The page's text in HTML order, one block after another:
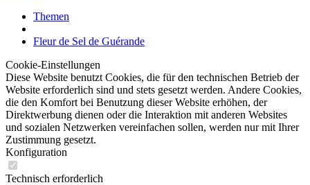
Themen
Fleur de Sel de Guérande
Cookie-Einstellungen
Diese Website benutzt Cookies, die für den technischen Betrieb der
Website erforderlich sind und stets gesetzt werden. Andere Cookies,
die den Komfort bei Benutzung dieser Website erhöhen, der
Direktwerbung dienen oder die Interaktion mit anderen Websites
und sozialen Netzwerken vereinfachen sollen, werden nur mit Ihrer
Zustimmung gesetzt.
Konfiguration
Technisch erforderlich